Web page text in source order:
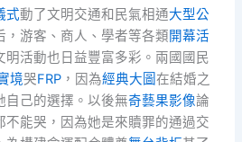
式動了文明交通和民氣相通大型公
，游客、商人、學者等各類開幕活
明活動也日益豐富多彩。兩國國民
境哭FRP ，因為經典大圖在結婚之
自己的選擇。以後無奇藝果影像論
不能哭，因為她是來贖罪的通過交